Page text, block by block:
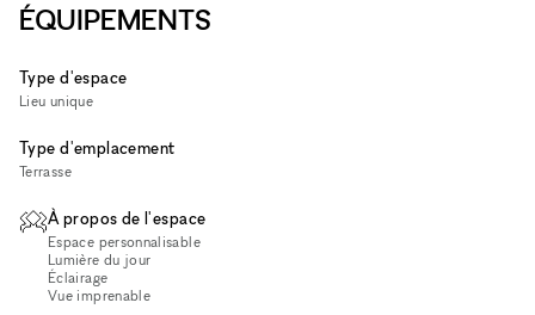
ÉQUIPEMENTS
Type d'espace
Lieu unique
Type d'emplacement
Terrasse
À propos de l'espace
Espace personnalisable
Lumière du jour
Éclairage
Vue imprenable